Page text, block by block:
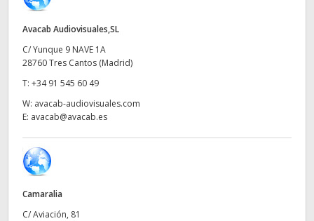
Mexico
Malaysia
Netherlands
New Zealand
Portugal
Avacab Audiovisuales,SL
C/ Yunque 9 NAVE 1A
28760 Tres Cantos (Madrid)
T: +34 91 545 60 49
W: avacab-audiovisuales.com
E: avacab@avacab.es
Camaralia
C/ Aviación, 81